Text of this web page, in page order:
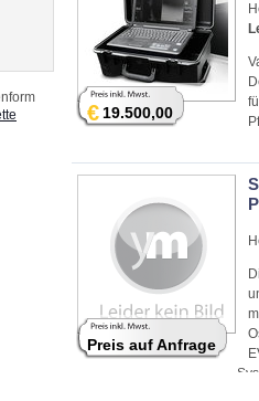
€19.500,00
Preis auf Anfrage